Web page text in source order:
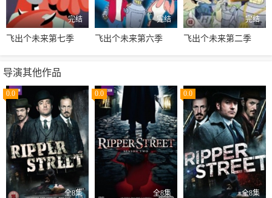
完结
飞出个未来第七季
完结
飞出个未来第六季
完结
飞出个未来第二季
导演其他作品
0.0
全8集
0.0
全8集
0.0
全8集